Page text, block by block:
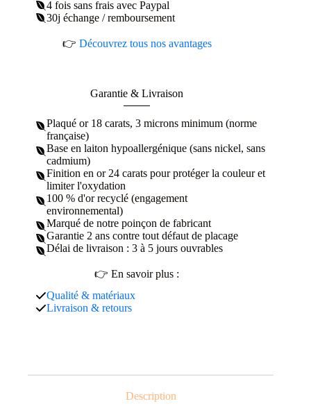
4 fois sans frais avec Paypal
30j échange / remboursement
👉 Découvrez tous nos avantages
Garantie & Livraison
Plaqué or 18 carats, 3 microns minimum (norme
française)
Base en laiton hypoallergénique (sans nickel, sans
cadmium)
Finition en or 24 carats pour protéger la couleur et
limiter l'oxydation
100 % d'or recyclé (engagement
environnemental)
Marqué de notre poinçon de fabricant
Garantie 2 ans contre tout défaut de placage
Délai de livraison : 3 à 5 jours ouvrables
👉 En savoir plus :
Qualité & matériaux
Livraison & retours
Description